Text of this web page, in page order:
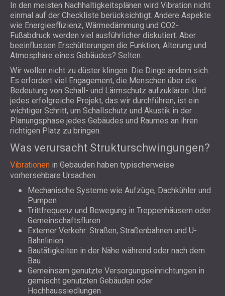
In den meisten Nachhaltigkeitsplänen wird Vibration nicht
einmal auf der Checkliste berücksichtigt. Andere Aspekte
wie Energieeffizienz, Wärmedämmung und CO2-
Fußabdruck werden viel ausführlicher diskutiert. Aber
beeinflussen Erschütterungen die Funktion, Alterung und
Atmosphäre eines Gebäudes? Selten.
Wir wollen nicht zu düster klingen. Die Dinge ändern sich.
Es erfordert viel Engagement, die Menschen über die
Bedeutung von Schall- und Lärmschutz aufzuklären. Und
jedes erfolgreiche Projekt, das wir durchführen, ist ein
wichtiger Schritt, um Schallschutz und Akustik in der
Planungsphase jedes Gebäudes und Raumes an ihren
richtigen Platz zu bringen.
Was verursacht Strukturschwingungen?
Vibrationen in Gebäuden haben typischerweise
vorhersehbare Ursachen:
Mechanische Systeme wie Aufzüge, Dachkühler und
Pumpen
Trittfrequenz und Bewegung in Treppenhäusern oder
Gemeinschaftsfluren
Externer Verkehr: Straßen, Straßenbahnen und U-
Bahnlinien
Bautätigkeiten in der Nähe während oder nach dem
Bau
Gemeinsam genutzte Versorgungseinrichtungen in
gemischt genutzten Gebäuden oder
Hochhaussiedlungen